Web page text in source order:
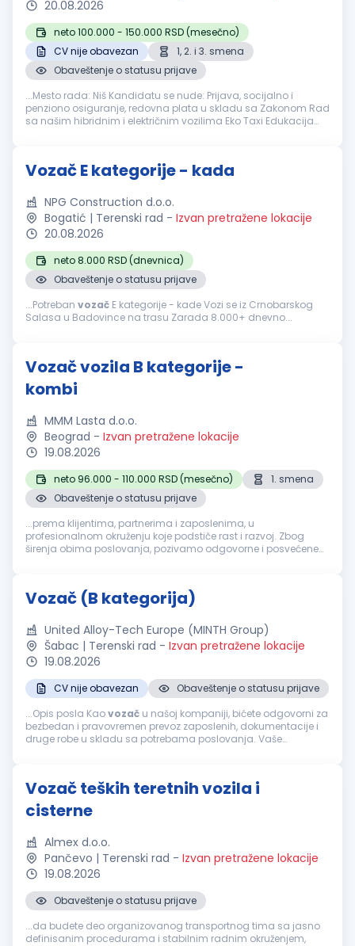
20.08.2026
neto 100.000 - 150.000 RSD (mesečno)
CV nije obavezan
1, 2. i 3. smena
Obaveštenje o statusu prijave
...Mesto rada: Niš Kandidatu se nude: Prijava, socijalno i
penziono osiguranje, redovna plata u skladu sa Zakonom Rad
sa našim hibridnim i električnim vozilima Eko Taxi Edukacija
Vozač E kategorije - kada
NPG Construction d.o.o.
Bogatić | Terenski rad - Izvan pretražene lokacije
20.08.2026
neto 8.000 RSD (dnevnica)
Obaveštenje o statusu prijave
...Potreban vozač E kategorije - kade Vozi se iz Crnobarskog
Salasa u Badovince na trasu Zarada 8.000+ dnevno...
Vozač vozila B kategorije -
kombi
MMM Lasta d.o.o.
Beograd - Izvan pretražene lokacije
19.08.2026
neto 96.000 - 110.000 RSD (mesečno)
1. smena
Obaveštenje o statusu prijave
...prema klijentima, partnerima i zaposlenima, u
profesionalnom okruženju koje podstiče rast i razvoj. Zbog
širenja obima poslovanja, pozivamo odgovorne i posvećene
Vozač (B kategorija)
United Alloy-Tech Europe (MINTH Group)
Šabac | Terenski rad - Izvan pretražene lokacije
19.08.2026
CV nije obavezan
Obaveštenje o statusu prijave
...Opis posla Kaovozač u našoj kompaniji, bićete odgovorni za
bezbedan i pravovremen prevoz zaposlenih, dokumentacije i
druge robe u skladu sa potrebama poslovanja. Vaše
Vozač teških teretnih vozila i
cisterne
Almex d.o.o.
Pančevo | Terenski rad - Izvan pretražene lokacije
19.08.2026
Obaveštenje o statusu prijave
...da budete deo organizovanog transportnog tima sa jasno
definisanim procedurama i stabilnim radnim okruženjem,